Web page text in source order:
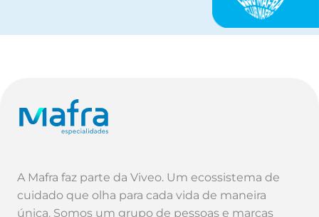
A Mafra faz parte da Viveo. Um ecossistema de
cuidado que olha para cada vida de maneira
única. Somos um grupo de pessoas e marcas